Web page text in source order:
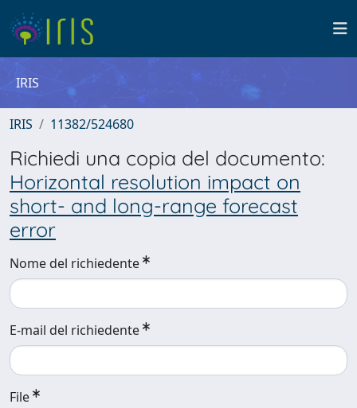
IRIS
IRIS 11382/524680
Richiedi una copia del documento:
Horizontal resolution impact on
short- and long-range forecast
error
Nome del richiedente
E-mail del richiedente
File